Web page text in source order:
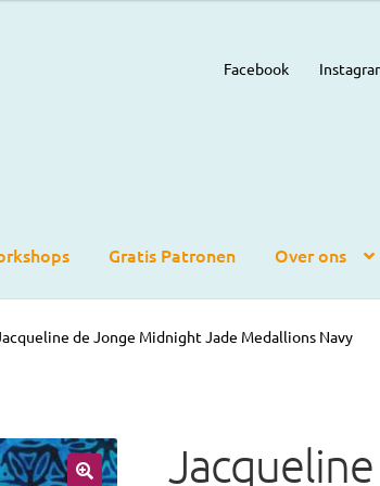
Facebook
Gratis Patronen Over ons
de Jonge Midnight Jade Medallions Navy